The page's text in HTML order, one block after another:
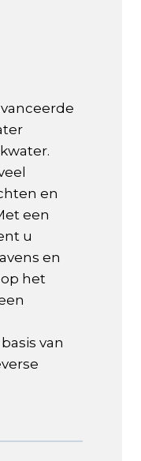
en
een
u
en
het
van